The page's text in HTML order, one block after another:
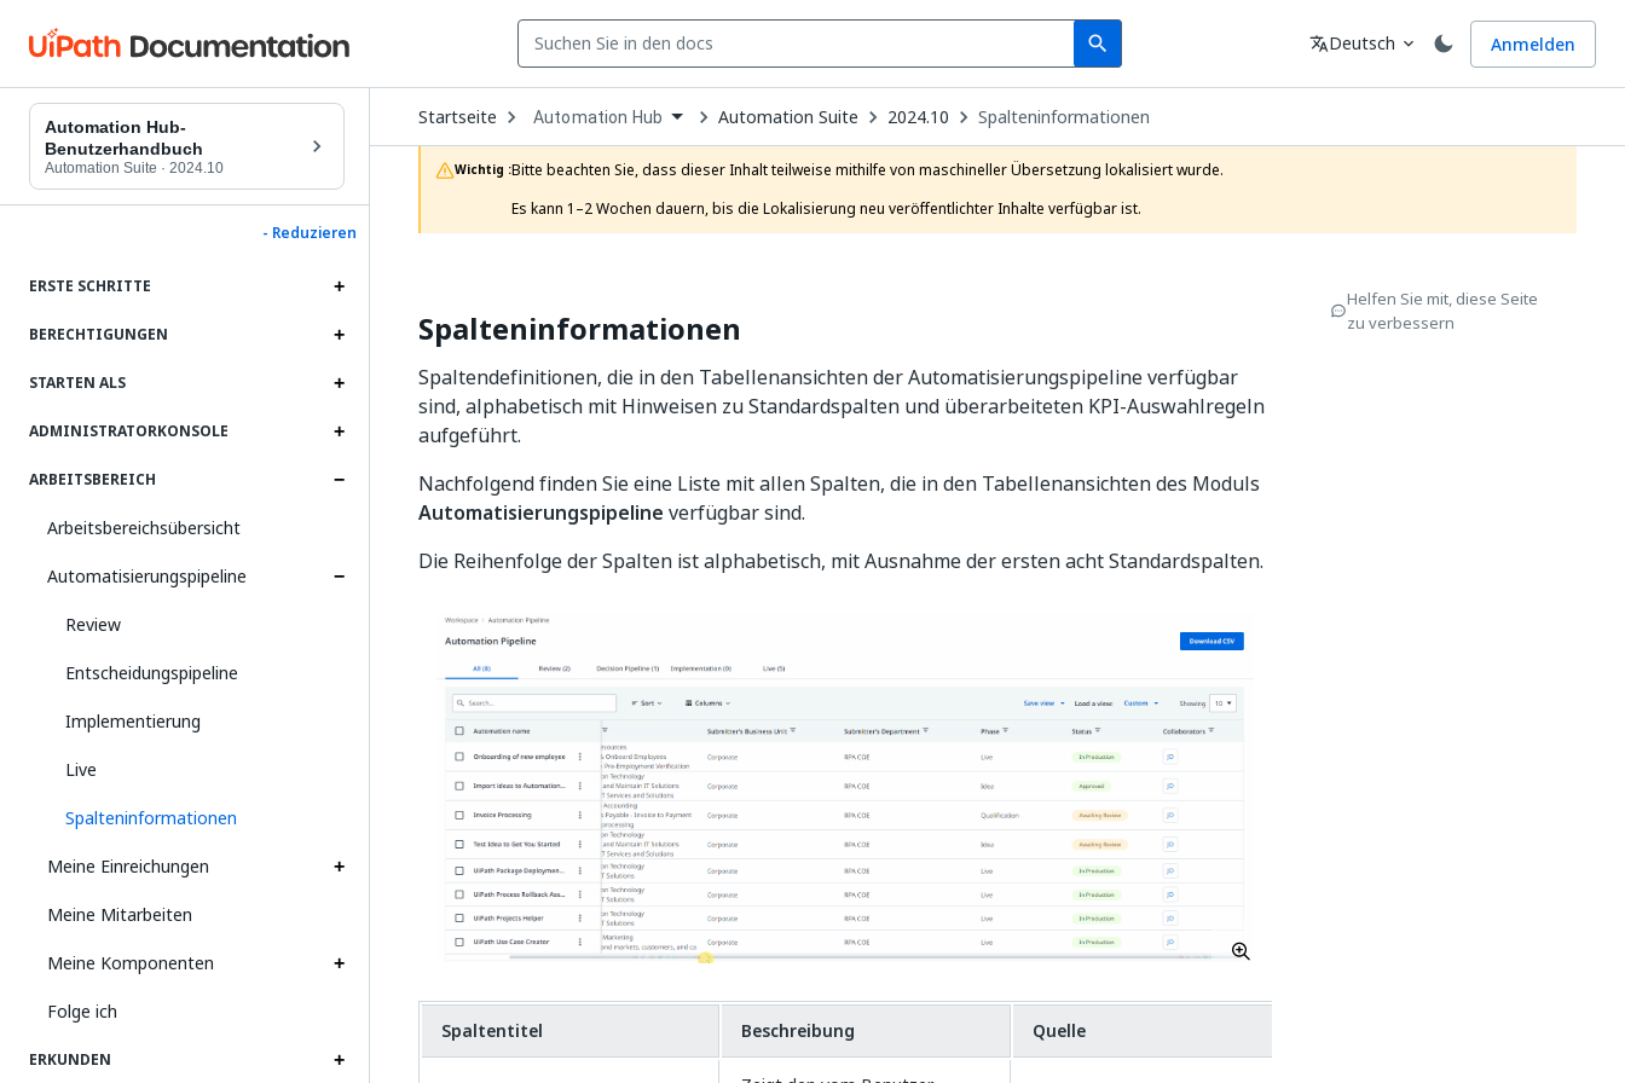
search
Search Sprache
translateDeutsch expand_more Anmelden
Automation Hub-
Benutzerhandbuch
Automation Suite · 2024.10
- Reduzieren
ERSTE SCHRITTE
BERECHTIGUNGEN
STARTEN ALS
ADMINISTRATORKONSOLE
ARBEITSBEREICH
Arbeitsbereichsübersicht
Automatisierungspipeline
Review
Entscheidungspipeline
Implementierung
Live
Spalteninformationen
Meine Einreichungen
Meine Mitarbeiten
Meine Komponenten
Folge ich
ERKUNDEN
Startseite Open
Dropdown
to
choose
product
Automation Hub Automation Suite 2024.10 Spalteninformationen
Wichtig :Bitte beachten Sie, dass dieser Inhalt teilweise mithilfe von maschineller Übersetzung lokalisiert wurde.
Es kann 1–2 Wochen dauern, bis die Lokalisierung neu veröffentlichter Inhalte verfügbar ist.
Spalteninformationen
Spaltendefinitionen, die in den Tabellenansichten der Automatisierungspipeline verfügbar
sind, alphabetisch mit Hinweisen zu Standardspalten und überarbeiteten KPI-Auswahlregeln
aufgeführt.
Nachfolgend finden Sie eine Liste mit allen Spalten, die in den Tabellenansichten des Moduls
Automatisierungspipeline verfügbar sind.
Die Reihenfolge der Spalten ist alphabetisch, mit Ausnahme der ersten acht Standardspalten.
Spaltentitel Beschreibung Quelle
Helfen Sie mit, diese Seite
zu verbessern